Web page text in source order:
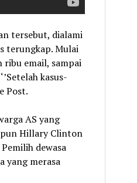
tersebut, dialami
terungkap. Mulai
email, sampai
kasus-
Post.
AS yang
Hillary Clinton
dewasa
yang merasa